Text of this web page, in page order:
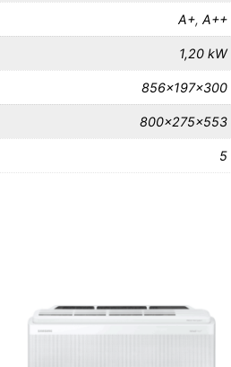
A+, A++
1,20 kW
856x197x300
800x275x553
5